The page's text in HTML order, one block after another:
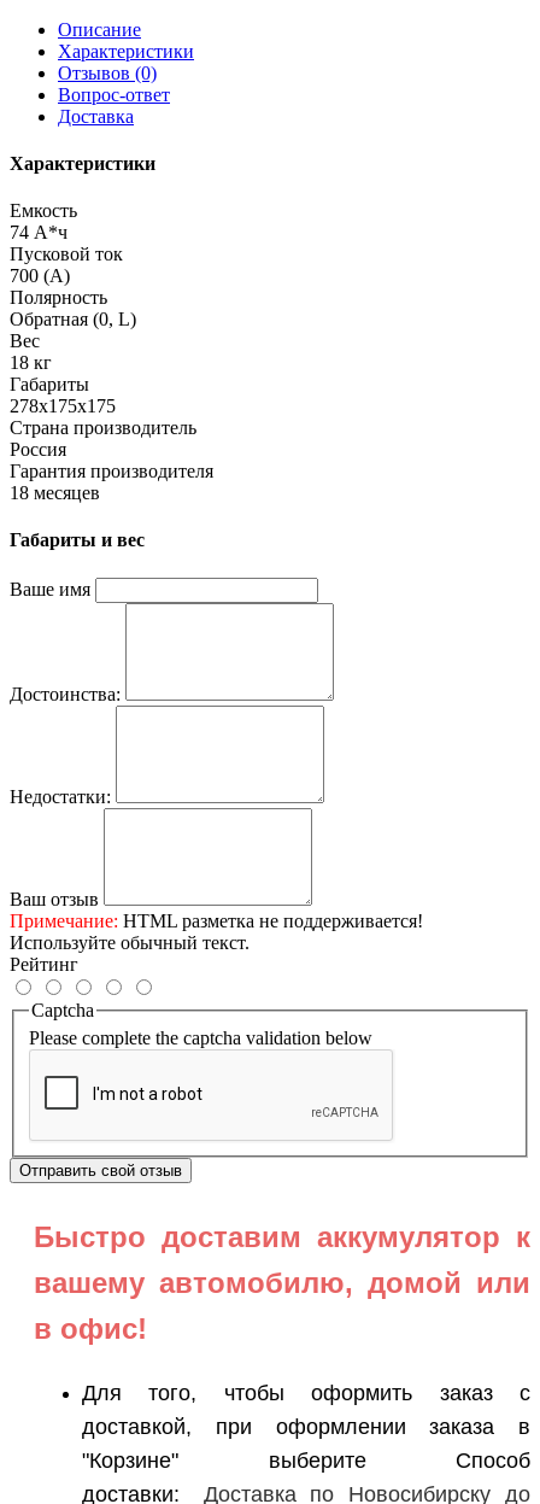
Описание
Характеристики
Отзывов (0)
Вопрос-ответ
Доставка
Характеристики
Емкость
74 А*ч
Пусковой ток
700 (А)
Полярность
Обратная (0, L)
Вес
18 кг
Габариты
278х175х175
Страна производитель
Россия
Гарантия производителя
18 месяцев
Габариты и вес
Ваше имя
Достоинства:
Недостатки:
Ваш отзыв
Примечание: HTML разметка не поддерживается!
Используйте обычный текст.
Рейтинг
Captcha
Please complete the captcha validation below
Отправить свой отзыв
Быстро доставим аккумулятор к
вашему автомобилю, домой или
в офис!
Для того, чтобы оформить заказ с
доставкой, при оформлении заказа в
"Корзине" выберите Способ
доставки:
Доставка по Новосибирску до